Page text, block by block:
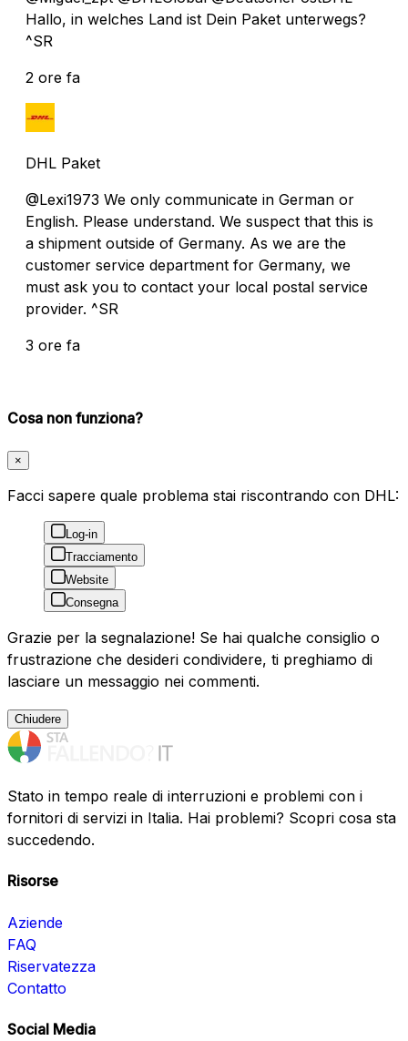
Hallo, in welches Land ist Dein Paket unterwegs?
^SR
2 ore fa
DHL Paket
@Lexi1973 We only communicate in German or
English. Please understand. We suspect that this is
a shipment outside of Germany. As we are the
customer service department for Germany, we
must ask you to contact your local postal service
provider. ^SR
3 ore fa
Cosa non funziona?
×
Facci sapere quale problema stai riscontrando con DHL:
Log-in
Tracciamento
Website
Consegna
Grazie per la segnalazione! Se hai qualche consiglio o
frustrazione che desideri condividere, ti preghiamo di
lasciare un messaggio nei commenti.
Chiudere
Stato in tempo reale di interruzioni e problemi con i
fornitori di servizi in Italia. Hai problemi? Scopri cosa sta
succedendo.
Risorse
Aziende
FAQ
Riservatezza
Contatto
Social Media